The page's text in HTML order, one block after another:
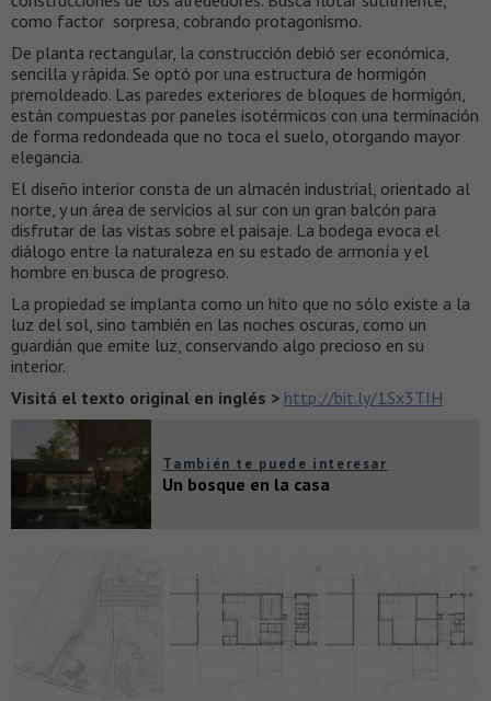
como factor sorpresa, cobrando protagonismo.
De planta rectangular, la construcción debió ser económica,
sencilla y rápida. Se optó por una estructura de hormigón
premoldeado. Las paredes exteriores de bloques de hormigón,
están compuestas por paneles isotérmicos con una terminación
de forma redondeada que no toca el suelo, otorgando mayor
elegancia.
El diseño interior consta de un almacén industrial, orientado al
norte, y un área de servicios al sur con un gran balcón para
disfrutar de las vistas sobre el paisaje. La bodega evoca el
diálogo entre la naturaleza en su estado de armonía y el
hombre en busca de progreso.
La propiedad se implanta como un hito que no sólo existe a la
luz del sol, sino también en las noches oscuras, como un
guardián que emite luz, conservando algo precioso en su
interior.
Visitá el texto original en inglés > http://bit.ly/1Sx3TIH
También te puede interesar
Un bosque en la casa